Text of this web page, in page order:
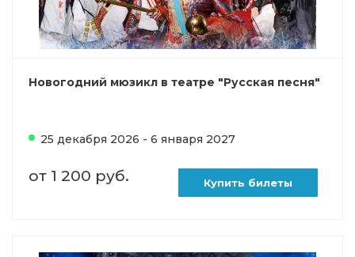
Новогодний мюзикл в театре "Русская песня"
25 декабря 2026 - 6 января 2027
от 1 200 руб. Купить билеты